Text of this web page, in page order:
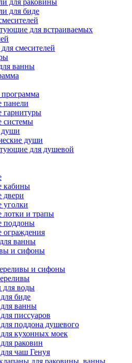
для раковины
для биде
для встраиваемых
смесителей
ванны
панели
гарнитуры
системы
души
души
для душевой
кабины
двери
и трапы
поддоны
ванны
и сифоны
и сифоны
воды
биде
ванны
писсуаров
поддона душевого
кухонных моек
раковин
чаш Генуя
для раковины, ванны